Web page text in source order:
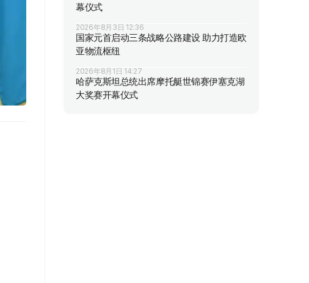
幕仪式
2026年8月3日 12:36
国家元首启动三条战略公路建设 助力打造欧
亚物流枢纽
2026年8月1日 14:27
哈萨克斯坦总统出席摩托艇世锦赛伊塞克湖
大奖赛开幕仪式